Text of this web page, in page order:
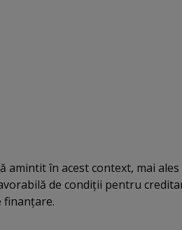
amintit în acest context, mai ales
de condiţii pentru
finanţare.